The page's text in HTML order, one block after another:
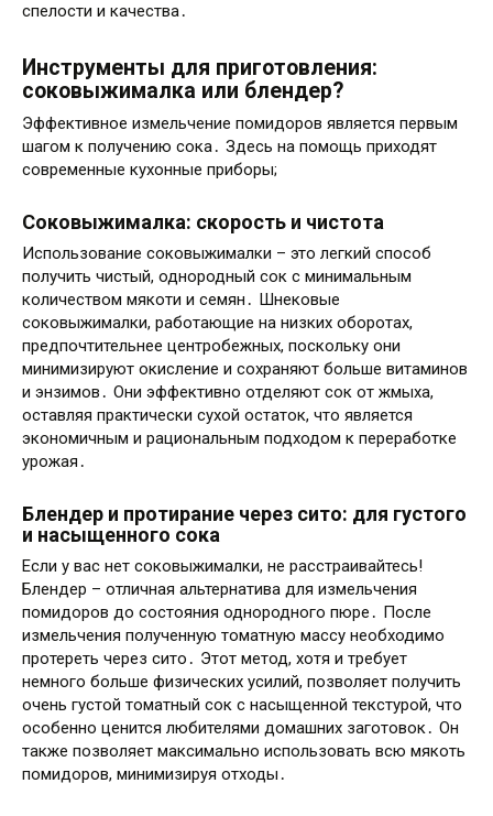
спелости и качества․
Инструменты для приготовления:
соковыжималка или блендер?
Эффективное измельчение помидоров является первым
шагом к получению сока․ Здесь на помощь приходят
современные кухонные приборы;
Соковыжималка: скорость и чистота
Использование соковыжималки – это легкий способ
получить чистый, однородный сок с минимальным
количеством мякоти и семян․ Шнековые
соковыжималки, работающие на низких оборотах,
предпочтительнее центробежных, поскольку они
минимизируют окисление и сохраняют больше витаминов
и энзимов․ Они эффективно отделяют сок от жмыха,
оставляя практически сухой остаток, что является
экономичным и рациональным подходом к переработке
урожая․
Блендер и протирание через сито: для густого
и насыщенного сока
Если у вас нет соковыжималки, не расстраивайтесь!
Блендер – отличная альтернатива для измельчения
помидоров до состояния однородного пюре․ После
измельчения полученную томатную массу необходимо
протереть через сито․ Этот метод, хотя и требует
немного больше физических усилий, позволяет получить
очень густой томатный сок с насыщенной текстурой, что
особенно ценится любителями домашних заготовок․ Он
также позволяет максимально использовать всю мякоть
помидоров, минимизируя отходы․